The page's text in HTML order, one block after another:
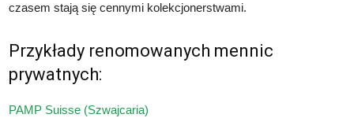
czasem stają się cennymi kolekcjonerstwami.
Przykłady renomowanych mennic
prywatnych:
PAMP Suisse (Szwajcaria)